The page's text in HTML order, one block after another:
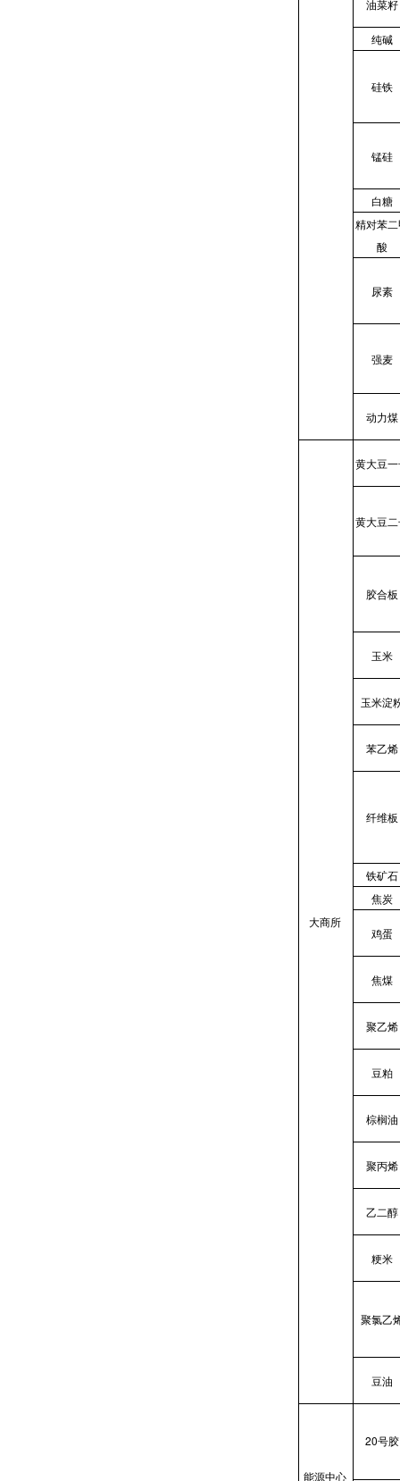
油菜籽
纯碱
硅铁
锰硅
白糖
精对苯
酸
尿素
强麦
动力煤
大商所
黄大豆
黄大豆
胶合板
玉米
玉米淀
苯乙烯
纤维板
铁矿石
焦炭
鸡蛋
焦煤
聚乙烯
豆粕
棕榈油
聚丙烯
乙二醇
粳米
聚氯乙
豆油
能源中心
20号胶